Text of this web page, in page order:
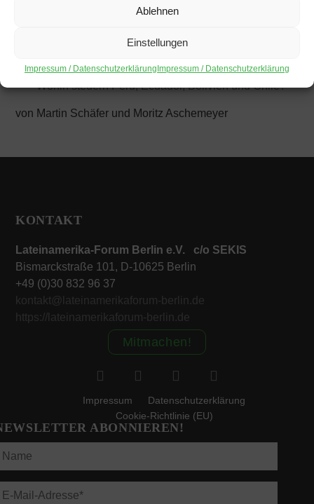
Ablehnen
Einstellungen
Impressum / DatenschutzerklärungImpressum / Datenschutzerklärung
bolivianischen Wahlzyklus der letzten 2 Jahre
den Putsch im Jahr 2019 gestört wurde. Lesen Sie hier
den gesamten Bericht:
Wohin steuern Peru, Ecuador, Bolivien und Chile?
von Martin Schäfer und Moritz Aschemeyer
KONTAKT
Lateinamerika-Forum Berlin e.V. c/o SEKIS
Bismarckstraße 101, D-10625 Berlin
+49 (0)30 832 96 37
kontakt@lateinamerikaforum-berlin.de
https://lateinamerikaforum-berlin.de
Mitmachen!
Impressum
Datenschutzerklärung
Cookie-Richtlinie (EU)
ABONNIEREN!